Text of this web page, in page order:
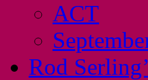
ACT
Rod